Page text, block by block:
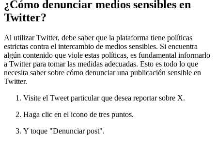
¿Cómo denunciar medios sensibles en
Twitter?
Al utilizar Twitter, debe saber que la plataforma tiene políticas
estrictas contra el intercambio de medios sensibles. Si encuentra
algún contenido que viole estas políticas, es fundamental informarlo
a Twitter para tomar las medidas adecuadas. Esto es todo lo que
necesita saber sobre cómo denunciar una publicación sensible en
Twitter.
Visite el Tweet particular que desea reportar sobre X.
Haga clic en el icono de tres puntos.
Y toque "Denunciar post".